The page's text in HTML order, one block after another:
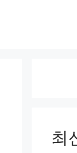
최